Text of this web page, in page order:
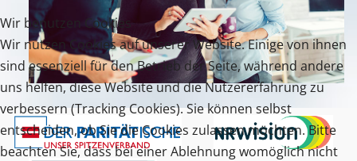
Wir benutzen Cookies
Wir nutzen Cookies auf unserer Website. Einige von ihnen
sind essenziell für den Betrieb der Seite, während andere
uns helfen, diese Website und die Nutzererfahrung zu
verbessern (Tracking Cookies). Sie können selbst
entscheiden, ob Sie die Cookies zulassen möchten. Bitte
beachten Sie, dass bei einer Ablehnung womöglich nicht